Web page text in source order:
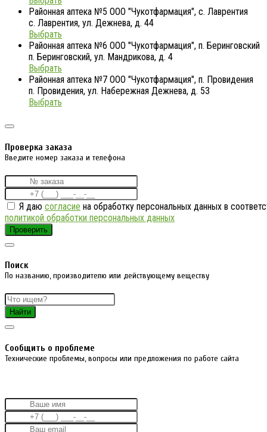
Районная аптека №5 ООО "Чукотфармация", с. Лаврентия
с. Лаврентия, ул. Дежнева, д. 44
Выбрать
Районная аптека №6 ООО "Чукотфармация", п. Беринговский
п. Беринговский, ул. Мандрикова, д. 4
Выбрать
Районная аптека №7 ООО "Чукотфармация", п. Провидения
п. Провидения, ул. Набережная Дежнева, д. 53
Выбрать
Проверка заказа
Введите номер заказа и телефона
Я даю согласие на обработку персональных данных в
политикой обработки персональных данных
Проверить
Поиск
По названию, производителю или действующему веществу
Найти
Cообщить о проблеме
Технические проблемы, вопросы или предложения по работе сайта